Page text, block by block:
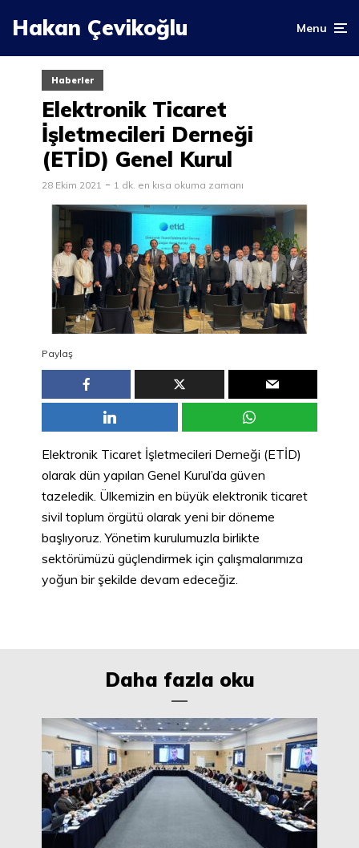
Hakan Çevikoğlu Menu
Haberler
Elektronik Ticaret
İşletmecileri Derneği
(ETİD) Genel Kurul
28 Ekim 2021 1 dk. en kısa okuma zamanı
Paylaş
Elektronik Ticaret İşletmecileri Derneği (ETİD)
olarak dün yapılan Genel Kurul’da güven
tazeledik. Ülkemizin en büyük elektronik ticaret
sivil toplum örgütü olarak yeni bir döneme
başlıyoruz. Yönetim kurulumuzla birlikte
sektörümüzü güçlendirmek için çalışmalarımıza
yoğun bir şekilde devam edeceğiz.
Daha fazla oku